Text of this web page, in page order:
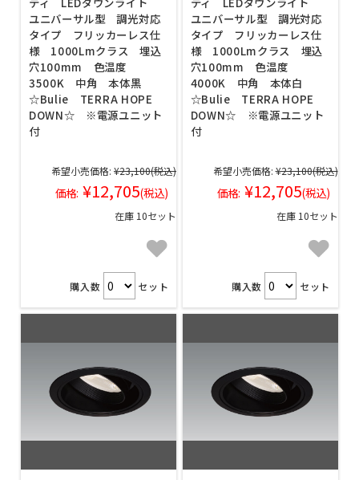
ユニバーサル型 調光対応
タイプ フリッカーレス仕
様 1000Lmクラス 埋込
穴100mm 色温度
3500K 中角 本体黒
☆Bulie TERRA HOPE
DOWN☆ ※電源ユニット
付
希望小売価格: ¥23,100(税込)
価格: ¥12,705(税込)
在庫 10セット
購入数 セット
ユニバーサル型 調光対応
タイプ フリッカーレス仕
様 1000Lmクラス 埋込
穴100mm 色温度
4000K 中角 本体白
☆Bulie TERRA HOPE
DOWN☆ ※電源ユニット
付
希望小売価格: ¥23,100(税込)
価格: ¥12,705(税込)
在庫 10セット
購入数 セット